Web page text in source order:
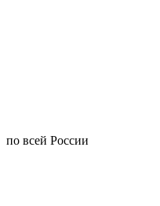
по всей России